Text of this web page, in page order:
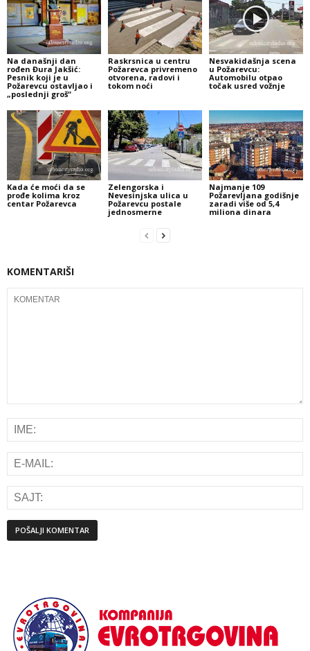
Na današnji dan
rođen Đura Jakšić:
Pesnik koji je u
Požarevcu ostavljao i
„poslednji groš“
Raskrsnica u centru
Požarevca privremeno
otvorena, radovi i
tokom noći
Nesvakidašnja scena
u Požarevcu:
Automobilu otpao
točak usred vožnje
Kada će moći da se
prođe kolima kroz
centar Požarevca
Zelengorska i
Nevesinjska ulica u
Požarevcu postale
jednosmerne
Najmanje 109
Požarevljana godišnje
zaradi više od 5,4
miliona dinara
KOMENTARIŠI